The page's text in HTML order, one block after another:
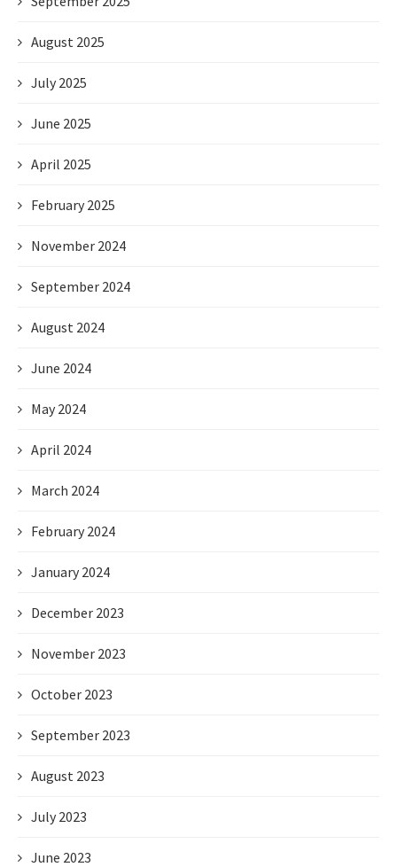
August 2025
July 2025
June 2025
April 2025
February 2025
November 2024
September 2024
August 2024
June 2024
May 2024
April 2024
March 2024
February 2024
January 2024
December 2023
November 2023
October 2023
September 2023
August 2023
July 2023
June 2023